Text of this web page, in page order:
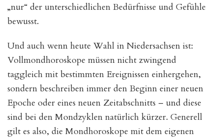
„nur“ der unterschiedlichen Bedürfnisse und Gefühle
bewusst.
Und auch wenn heute Wahl in Niedersachsen ist:
Vollmondhoroskope müssen nicht zwingend
taggleich mit bestimmten Ereignissen einhergehen,
sondern beschreiben immer den Beginn einer neuen
Epoche oder eines neuen Zeitabschnitts – und diese
sind bei den Mondzyklen natürlich kürzer. Generell
gilt es also, die Mondhoroskope mit dem eigenen